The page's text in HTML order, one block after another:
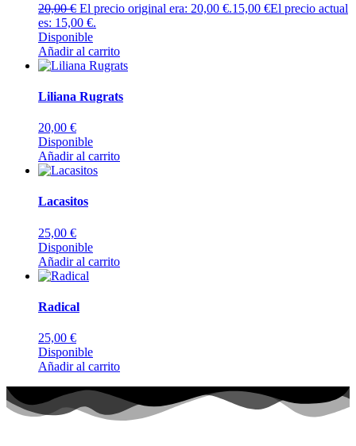
20,00€ El precio original era: 20,00 €.15,00 €El precio actual
es: 15,00 €.
Disponible
Añadir al carrito
Liliana Rugrats
20,00 €
Disponible
Añadir al carrito
Lacasitos
25,00 €
Disponible
Añadir al carrito
Radical
25,00 €
Disponible
Añadir al carrito